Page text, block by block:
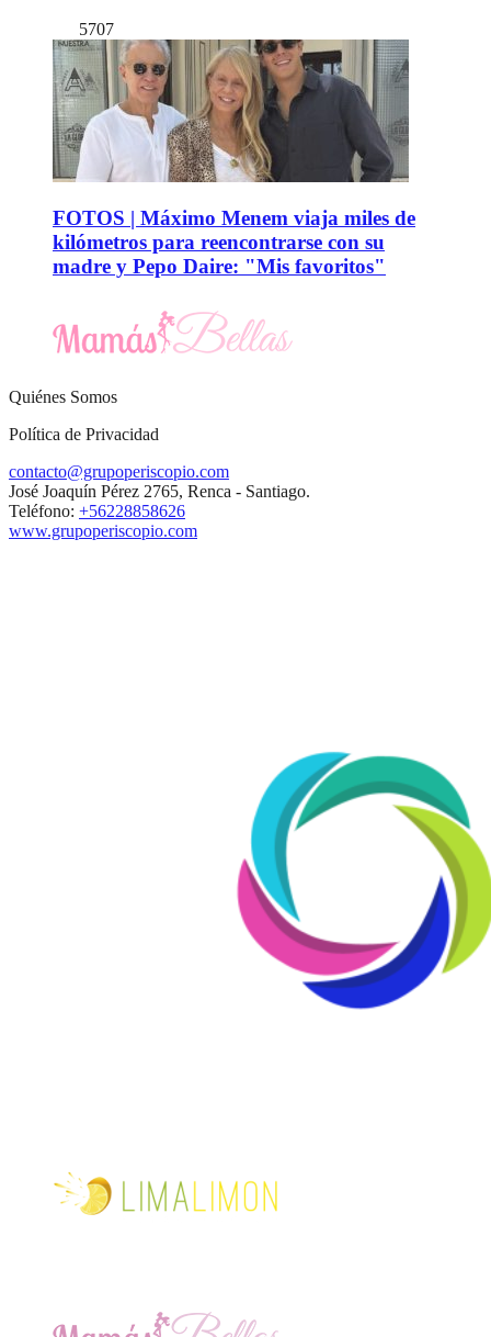
5707
FOTOS | Máximo Menem viaja miles de
kilómetros para reencontrarse con su
madre y Pepo Daire: "Mis favoritos"
Quiénes Somos
Política de Privacidad
contacto@grupoperiscopio.com
José Joaquín Pérez 2765, Renca - Santiago.
Teléfono: +56228858626
www.grupoperiscopio.com